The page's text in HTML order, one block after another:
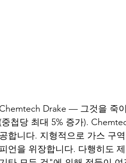
Chemtech Drake — 그것을 죽
(중첩당 최대 5% 증가).
공합니다. 지형적으로 가스 구
피언을 위장합니다. 다행히도